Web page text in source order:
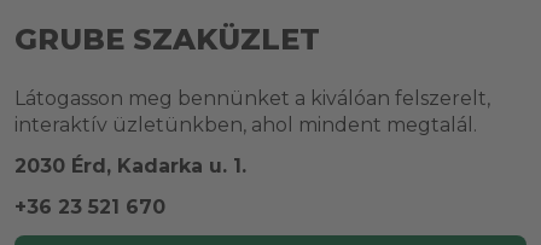
GRUBE SZAKÜZLET
Látogasson meg bennünket a kiválóan felszerelt,
interaktív üzletünkben, ahol mindent megtalál.
2030 Érd, Kadarka u. 1.
+36 23 521 670